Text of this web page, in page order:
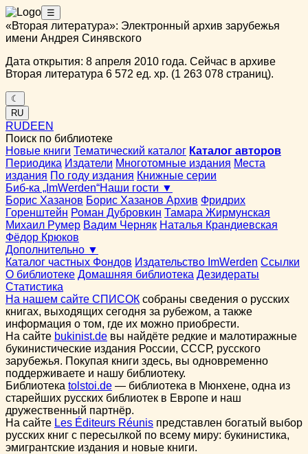
☰
«Вторая литература»: Электронный архив зарубежья
имени Андрея Синявского
Дата открытия: 8 апреля 2010 года. Сейчас в архиве
Вторая литература 6 572 ед. хр. (1 263 078 страниц).
☾
RU
RUDEEN
Поиск по библиотеке
Новые книги Тематический каталог Каталог авторов
Периодика Издатели Многотомные издания Места
издания По году издания Книжные серии
Биб-ка „ImWerden“Наши гости ▼
Борис Хазанов Борис Хазанов Архив Фридрих
Горенштейн Роман Дубровкин Тамара Жирмунская
Михаил Румер Вадим Черняк Наталья Крандиевская
Фёдор Крюков
Дополнительно ▼
Каталог частных Фондов Издательство ImWerden Ссылки
О библиотеке Домашняя библиотека Дезидераты
Статистика
На нашем сайте СПИСОК собраны сведения о русских
книгах, выходящих сегодня за рубежом, а также
информация о том, где их можно приобрести.
На сайте bukinist.de вы найдёте редкие и малотиражные
букинистические издания России, СССР, русского
зарубежья. Покупая книги здесь, вы одновременно
поддерживаете и нашу библиотеку.
Библиотека tolstoi.de — библиотека в Мюнхене, одна из
старейших русских библиотек в Европе и наш
дружественный партнёр.
На сайте Les Éditeurs Réunis представлен богатый выбор
русских книг с пересылкой по всему миру: букинистика,
эмигрантские издания и новые книги.